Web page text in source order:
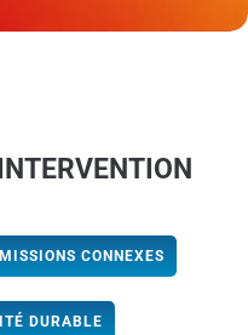
CONNEXES
DURABLE